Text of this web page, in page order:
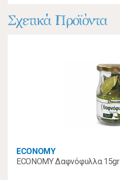
Σχετικά Προϊόντα
ECONOMY
ECONOMY Δαφνόφυλλα 15gr